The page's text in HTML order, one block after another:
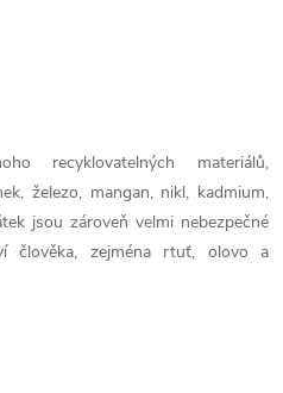
recyklovatelných materiálů,
železo, mangan, nikl, kadmium,
jsou zároveň velmi nebezpečné
člověka, zejména rtuť, olovo a